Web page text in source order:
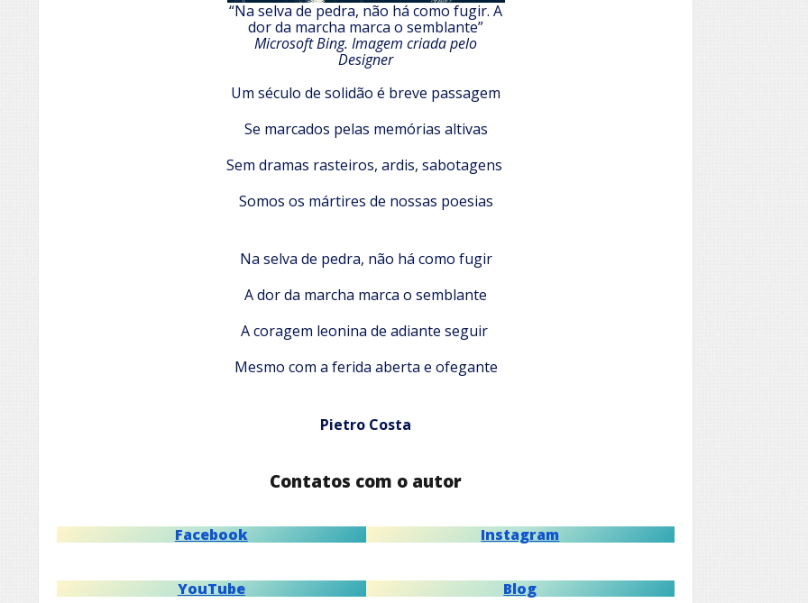
“Na selva de pedra, não há como fugir. A
dor da marcha marca o semblante”
Microsoft Bing. Imagem criada pelo
Designer
Um século de solidão é breve passagem
Se marcados pelas memórias altivas
Sem dramas rasteiros, ardis, sabotagens
Somos os mártires de nossas poesias
Na selva de pedra, não há como fugir
A dor da marcha marca o semblante
A coragem leonina de adiante seguir
Mesmo com a ferida aberta e ofegante
Pietro Costa
Contatos com o autor
Facebook Instagram
YouTube Blog